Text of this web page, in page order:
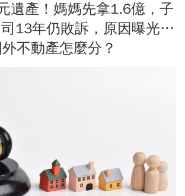
遺產！媽媽先拿1.6億，子
13年仍敗訴，原因曝光…
不動產怎麼分？